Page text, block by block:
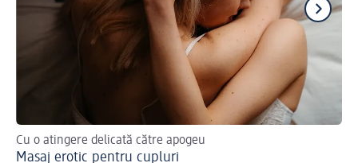
Cu o atingere delicată către apogeu
Masaj erotic pentru cupluri